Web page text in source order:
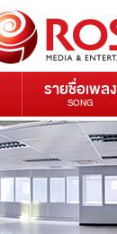
รายชื่อเพลง
SONG